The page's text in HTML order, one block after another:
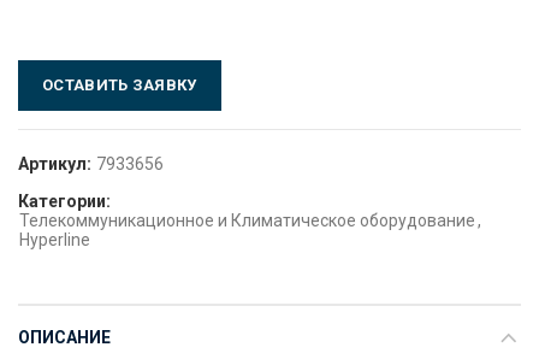
ОСТАВИТЬ ЗАЯВКУ
Артикул: 7933656
Категории:
Телекоммуникационное и Климатическое оборудование,
Hyperline
ОПИСАНИЕ